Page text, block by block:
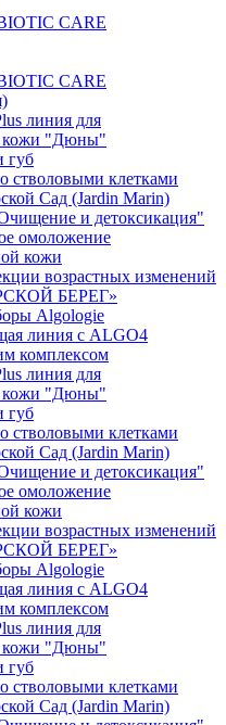
CARE
CARE
линия для
кожи "Дюны"
губ
стволовыми клетками
Сад (Jardin Marin)
и детоксикация"
омоложение
кожи
возрастных изменений
БЕРЕГ»
Algologie
линия с ALGO4
комплексом
линия для
кожи "Дюны"
губ
стволовыми клетками
Сад (Jardin Marin)
и детоксикация"
омоложение
кожи
возрастных изменений
БЕРЕГ»
Algologie
линия с ALGO4
комплексом
линия для
кожи "Дюны"
губ
стволовыми клетками
Сад (Jardin Marin)